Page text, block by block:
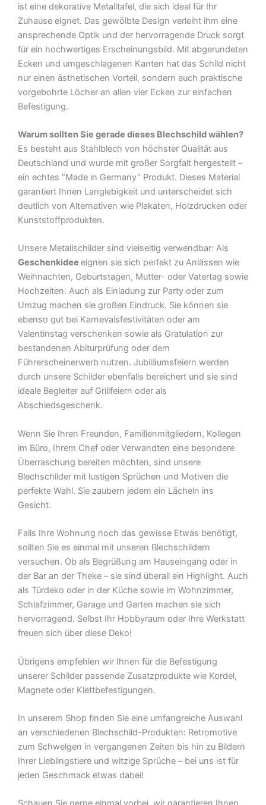
ist eine dekorative Metalltafel, die sich ideal für Ihr
Zuhause eignet. Das gewölbte Design verleiht ihm eine
ansprechende Optik und der hervorragende Druck sorgt
für ein hochwertiges Erscheinungsbild. Mit abgerundeten
Ecken und umgeschlagenen Kanten hat das Schild nicht
nur einen ästhetischen Vorteil, sondern auch praktische
vorgebohrte Löcher an allen vier Ecken zur einfachen
Befestigung.
Warum sollten Sie gerade dieses Blechschild wählen?
Es besteht aus Stahlblech von höchster Qualität aus
Deutschland und wurde mit großer Sorgfalt hergestellt –
ein echtes “Made in Germany” Produkt. Dieses Material
garantiert Ihnen Langlebigkeit und unterscheidet sich
deutlich von Alternativen wie Plakaten, Holzdrucken oder
Kunststoffprodukten.
Unsere Metallschilder sind vielseitig verwendbar: Als
Geschenkidee eignen sie sich perfekt zu Anlässen wie
Weihnachten, Geburtstagen, Mutter- oder Vatertag sowie
Hochzeiten. Auch als Einladung zur Party oder zum
Umzug machen sie großen Eindruck. Sie können sie
ebenso gut bei Karnevalsfestivitäten oder am
Valentinstag verschenken sowie als Gratulation zur
bestandenen Abiturprüfung oder dem
Führerscheinerwerb nutzen. Jubiläumsfeiern werden
durch unsere Schilder ebenfalls bereichert und sie sind
ideale Begleiter auf Grillfeiern oder als
Abschiedsgeschenk.
Wenn Sie Ihren Freunden, Familienmitgliedern, Kollegen
im Büro, Ihrem Chef oder Verwandten eine besondere
Überraschung bereiten möchten, sind unsere
Blechschilder mit lustigen Sprüchen und Motiven die
perfekte Wahl. Sie zaubern jedem ein Lächeln ins
Gesicht.
Falls Ihre Wohnung noch das gewisse Etwas benötigt,
sollten Sie es einmal mit unseren Blechschildern
versuchen. Ob als Begrüßung am Hauseingang oder in
der Bar an der Theke – sie sind überall ein Highlight. Auch
als Türdeko oder in der Küche sowie im Wohnzimmer,
Schlafzimmer, Garage und Garten machen sie sich
hervorragend. Selbst Ihr Hobbyraum oder Ihre Werkstatt
freuen sich über diese Deko!
Übrigens empfehlen wir Ihnen für die Befestigung
unserer Schilder passende Zusatzprodukte wie Kordel,
Magnete oder Klettbefestigungen.
In unserem Shop finden Sie eine umfangreiche Auswahl
an verschiedenen Blechschild-Produkten: Retromotive
zum Schwelgen in vergangenen Zeiten bis hin zu Bildern
Ihrer Lieblingstiere und witzige Sprüche – bei uns ist für
jeden Geschmack etwas dabei!